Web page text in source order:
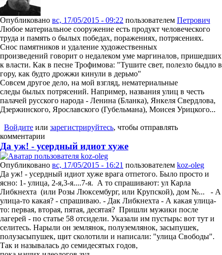
Опубликовано вс, 17/05/2015 - 09:22 пользователем Петрович
​Любое материальное сооружение есть продукт человеческого
труда и память о былых победах, поражениях, потрясениях.
Снос памятников и удаление художественных
произведений говорит о недалеком уме маргиналов, пришедших
к власти. Как в песне Трофимова: "Тушите свет, полезло быдло в
гору, как будто дрожжи кинули в дерьмо"
Совсем другое дело, на мой взгляд, нематериальные
следы былых потрясений. Например, названия улиц в честь
палачей русского народа - Ленина (Бланка), Янкеля Свердлова,
Дзержинского, Ярославского (Губельмана), Моисея Урицкого...
Войдите или зарегистрируйтесь, чтобы отправлять
комментарии
Да уж! - усердный идиот хуже
Опубликовано вс, 17/05/2015 - 16:21 пользователем koz-oleg
Да уж! - усердный идиот хуже врага отпетого. Было просто и
ясно: 1- улица, 2-я,3-я....7-я. А то спрашивают: ул Карла
Либкнехта (или Розы Люксембург, или Крупской), дом №... - А
улица-то какая? - спрашиваю. - Дак Либкнехта - А какая улица-
то: первая, вторая, пятая, десятая? Пришли мужики после
лагерей - по статье 58 отсидели. Указали им пустырь: вот тут и
селитесь. Нарыли он землянок, полуземлянок, засыпушек,
полузасыпушек, щит сколотили и написали: "улица Свободы".
Так и называлась до семидесятых годов,